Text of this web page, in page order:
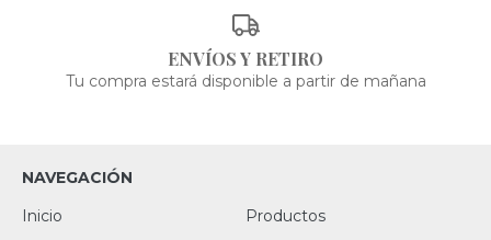
ENVÍOS Y RETIRO
Tu compra estará disponible a partir de mañana
NAVEGACIÓN
Inicio
Productos